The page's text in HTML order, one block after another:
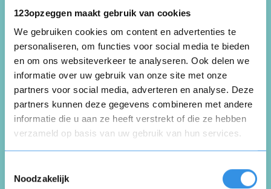
123opzeggen maakt gebruik van cookies
We gebruiken cookies om content en advertenties te
personaliseren, om functies voor social media te bieden
en om ons websiteverkeer te analyseren. Ook delen we
informatie over uw gebruik van onze site met onze
partners voor social media, adverteren en analyse. Deze
partners kunnen deze gegevens combineren met andere
informatie die u aan ze heeft verstrekt of die ze hebben
verzameld op basis van uw gebruik van hun services.
Noodzakelijk
Hierbij wil ik gebruikmaken van het recht tot
opzegging binnen 15 dagen!
En a.u.b. ook het abonnementsgeld
retourneren!
0
Nuttig
(0 like) Deel